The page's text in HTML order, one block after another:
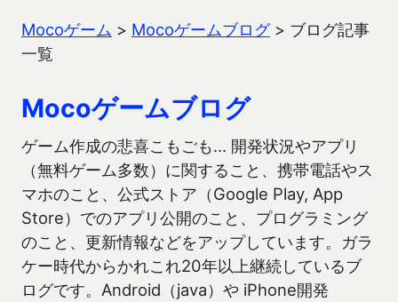
Mocoゲーム > Mocoゲームブログ> ブログ記事
一覧
Mocoゲームブログ
ゲーム作成の悲喜こもごも… 開発状況やアプリ
（無料ゲーム多数）に関すること、携帯電話やス
マホのこと、公式ストア（Google Play, App
Store）でのアプリ公開のこと、プログラミング
のこと、更新情報などをアップしています。ガラ
ケー時代からかれこれ20年以上継続しているブ
ログです。Android（java）や iPhone開発